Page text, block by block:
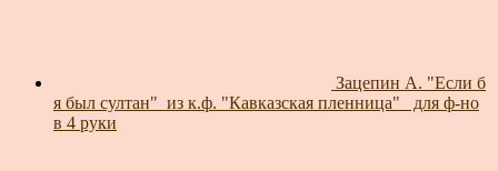
Зацепин А. "Если б
я был султан"_из к.ф. "Кавказская пленница"_ для ф-но
в 4 руки